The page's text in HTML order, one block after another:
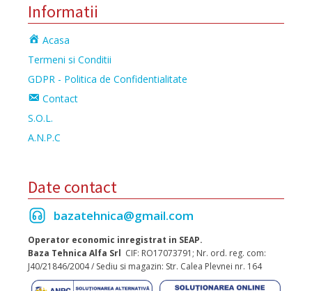
Informatii
Acasa
Termeni si Conditii
GDPR - Politica de Confidentialitate
Contact
S.O.L.
A.N.P.C
Date contact
bazatehnica@gmail.com
Operator economic inregistrat in SEAP.
Baza Tehnica Alfa Srl CIF: RO17073791; Nr. ord. reg. com:
J40/21846/2004 / Sediu si magazin: Str. Calea Plevnei nr. 164